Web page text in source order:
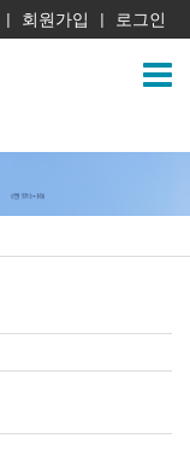
회원가입 로그인